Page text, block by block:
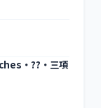
・??・三項